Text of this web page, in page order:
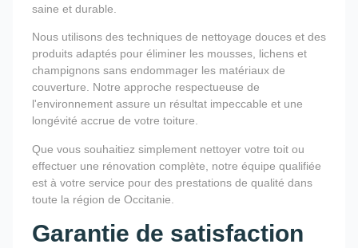
saine et durable.
Nous utilisons des techniques de nettoyage douces et des
produits adaptés pour éliminer les mousses, lichens et
champignons sans endommager les matériaux de
couverture. Notre approche respectueuse de
l'environnement assure un résultat impeccable et une
longévité accrue de votre toiture.
Que vous souhaitiez simplement nettoyer votre toit ou
effectuer une rénovation complète, notre équipe qualifiée
est à votre service pour des prestations de qualité dans
toute la région de Occitanie.
Garantie de satisfaction